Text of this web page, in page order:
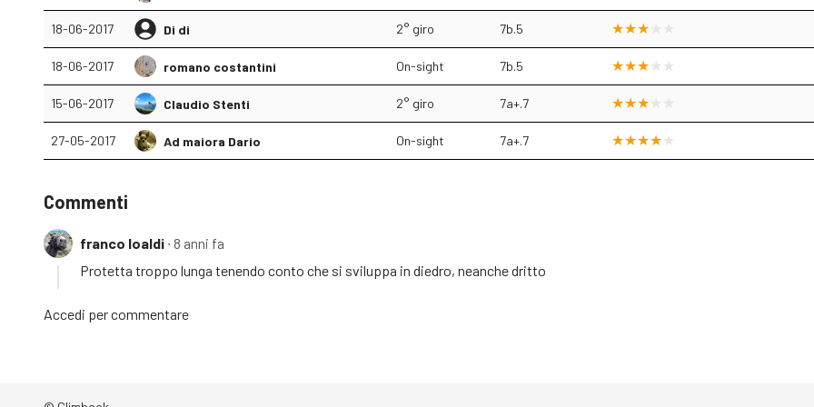
18-06-2017 Di di 2° giro 7b.5
18-06-2017 romano costantini On-sight 7b.5
15-06-2017 Claudio Stenti 2° giro 7a+.7
27-05-2017 Ad maiora Dario On-sight 7a+.7
Commenti
franco loaldi ∙ 8 anni fa
Protetta troppo lunga tenendo conto che si sviluppa in diedro, neanche dritto
Accedi per commentare